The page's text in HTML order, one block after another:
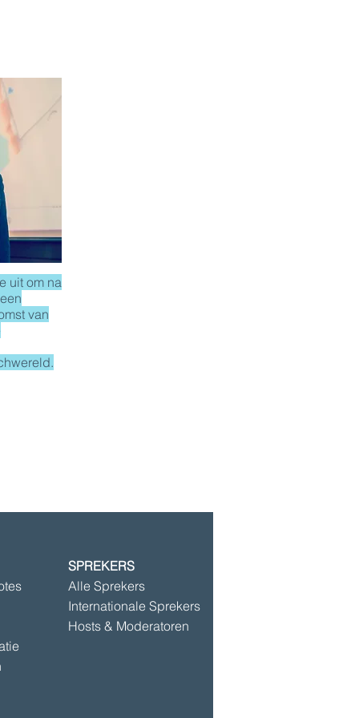
uit om na
van
©2025 door Speakersbase
SPREKERS
Alle Sprekers
Internationale Sprekers
Hosts & Moderatoren